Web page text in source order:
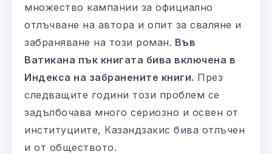
множество кампании за официално
отлъчване на автора и опит за сваляне и
забраняване на този роман. Във
Ватикана пък книгата бива включена в
Индекса на забранените книги. През
следващите години този проблем се
задълбочава много сериозно и освен от
институциите, Казандзакис бива отлъчен
и от обществото.